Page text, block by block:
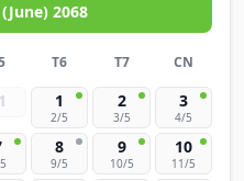
2068
T6 T7 CN
1
2/5
2
3/5
3
4/5
8
9/5
9
10/5
10
11/5